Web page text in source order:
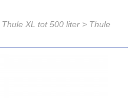
Thule XL tot 500 liter > Thule